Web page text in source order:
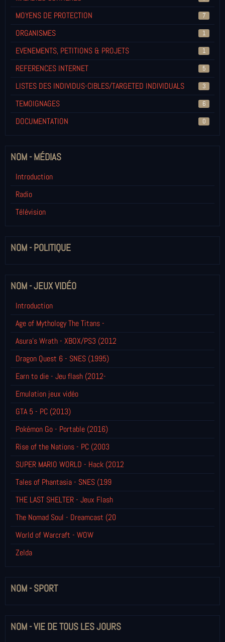
MOYENS DE PROTECTION 7
ORGANISMES 1
EVENEMENTS, PETITIONS & PROJETS 1
REFERENCES INTERNET 5
LISTES DES INDIVIDUS-CIBLES/TARGETED INDIVIDUALS 3
TEMOIGNAGES 6
DOCUMENTATION 0
NOM - MÉDIAS
Introduction
Radio
Télévision
NOM - POLITIQUE
NOM - JEUX VIDÉO
Introduction
Age of Mythology The Titans -
Asura's Wrath - XBOX/PS3 (2012
Dragon Quest 6 - SNES (1995)
Earn to die - Jeu flash (2012-
Emulation jeux vidéo
GTA 5 - PC (2013)
Pokémon Go - Portable (2016)
Rise of the Nations - PC (2003
SUPER MARIO WORLD - Hack (2012
Tales of Phantasia - SNES (199
THE LAST SHELTER - Jeux Flash
The Nomad Soul - Dreamcast (20
World of Warcraft - WOW
Zelda
NOM - SPORT
NOM - VIE DE TOUS LES JOURS